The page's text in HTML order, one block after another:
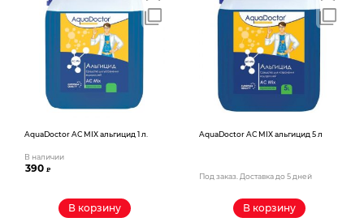
AquaDoctor AС MIX альгицид 1 л.
В наличии
390₽
В корзину
AquaDoctor AС MIX альгицид 5 л
Под заказ. Доставка до 5 дней
В корзину